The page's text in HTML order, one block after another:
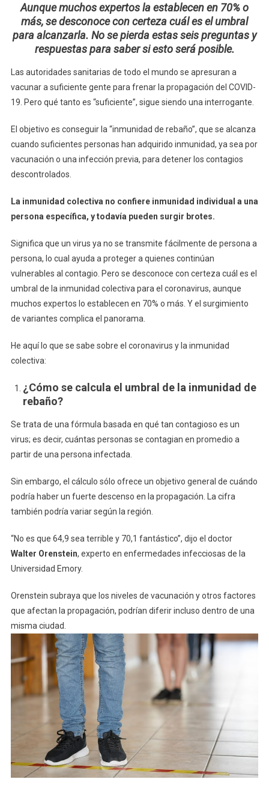
realmente
inmunidad
de
rebaño
Aunque muchos expertos la establecen en 70% o
más, se desconoce con certeza cuál es el umbral
para alcanzarla. No se pierda estas seis preguntas y
respuestas para saber si esto será posible.
Las autoridades sanitarias de todo el mundo se apresuran a
vacunar a suficiente gente para frenar la propagación del COVID-
19. Pero qué tanto es “suficiente”, sigue siendo una interrogante.
El objetivo es conseguir la “inmunidad de rebaño”, que se alcanza
cuando suficientes personas han adquirido inmunidad, ya sea por
vacunación o una infección previa, para detener los contagios
descontrolados.
La inmunidad colectiva no confiere inmunidad individual a una
persona específica, y todavía pueden surgir brotes.
Significa que un virus ya no se transmite fácilmente de persona a
persona, lo cual ayuda a proteger a quienes continúan
vulnerables al contagio. Pero se desconoce con certeza cuál es el
umbral de la inmunidad colectiva para el coronavirus, aunque
muchos expertos lo establecen en 70% o más. Y el surgimiento
de variantes complica el panorama.
He aquí lo que se sabe sobre el coronavirus y la inmunidad
colectiva:
¿Cómo se calcula el umbral de la inmunidad de
rebaño?
Se trata de una fórmula basada en qué tan contagioso es un
virus; es decir, cuántas personas se contagian en promedio a
partir de una persona infectada.
Sin embargo, el cálculo sólo ofrece un objetivo general de cuándo
podría haber un fuerte descenso en la propagación. La cifra
también podría variar según la región.
“No es que 64,9 sea terrible y 70,1 fantástico”, dijo el doctor
Walter Orenstein, experto en enfermedades infecciosas de la
Universidad Emory.
Orenstein subraya que los niveles de vacunación y otros factores
que afectan la propagación, podrían diferir incluso dentro de una
misma ciudad.